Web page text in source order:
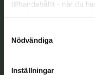
tillhandahållit - när du
området. Du godkänner
Nödvändiga
Inställningar
Bli medlem